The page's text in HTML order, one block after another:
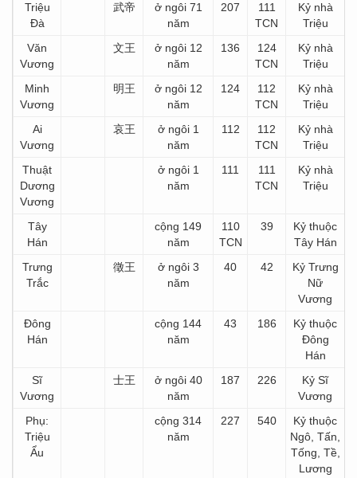
Triệu
Đà
武帝
ở ngôi 71
năm
207
111
TCN
Kỷ nhà
Triệu
Văn
Vương
文王
ở ngôi 12
năm
136
124
TCN
Kỷ nhà
Triệu
Minh
Vương
明王
ở ngôi 12
năm
124
112
TCN
Kỷ nhà
Triệu
Ai
Vương
哀王
ở ngôi 1
năm
112
112
TCN
Kỷ nhà
Triệu
Thuật
Dương
Vương
ở ngôi 1
năm
111
111
TCN
Kỷ nhà
Triệu
Tây
Hán
cộng 149
năm
110
TCN
39
Kỷ thuộc
Tây Hán
Trưng
Trắc
徵王
ở ngôi 3
năm
40 42
Kỷ Trưng
Nữ
Vương
Đông
Hán
cộng 144
năm
43 186
Kỷ thuộc
Đông
Hán
Sĩ
Vương
士王
ở ngôi 40
năm
187 226
Kỷ Sĩ
Vương
Phụ:
Triệu
Ẩu
cộng 314
năm
227 540
Kỷ thuộc
Ngô, Tấn,
Tống, Tề,
Lương